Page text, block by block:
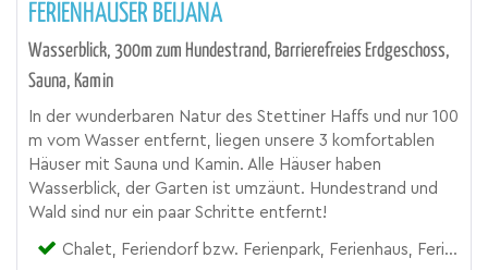
FERIENHÄUSER BEIJANA
Wasserblick, 300m zum Hundestrand, Barrierefreies Erdgeschoss,
Sauna, Kamin
In der wunderbaren Natur des Stettiner Haffs und nur 100
m vom Wasser entfernt, liegen unsere 3 komfortablen
Häuser mit Sauna und Kamin. Alle Häuser haben
Wasserblick, der Garten ist umzäunt. Hundestrand und
Wald sind nur ein paar Schritte entfernt!
Chalet, Feriendorf bzw. Ferienpark, Ferienhaus, Ferienwohnung